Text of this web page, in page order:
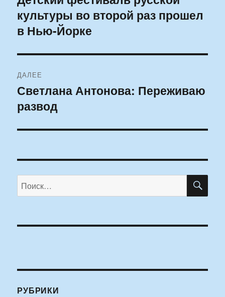
записям
запись:
культуры во второй раз прошел
в Нью-Йорке
ДАЛЕЕ
Следующая
запись:
Светлана Антонова: Переживаю
развод
Искать:
РУБРИКИ